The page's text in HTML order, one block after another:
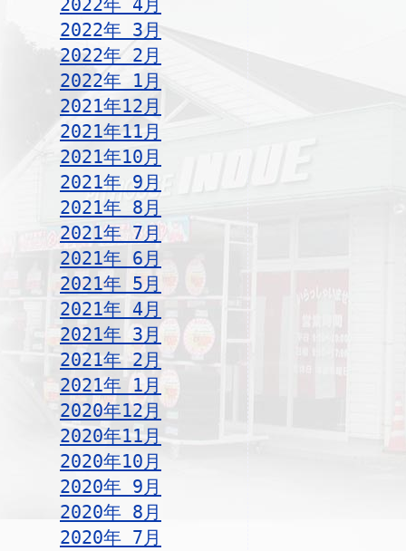
2022年 4月
2022年 3月
2022年 2月
2022年 1月
2021年12月
2021年11月
2021年10月
2021年 9月
2021年 8月
2021年 7月
2021年 6月
2021年 5月
2021年 4月
2021年 3月
2021年 2月
2021年 1月
2020年12月
2020年11月
2020年10月
2020年 9月
2020年 8月
2020年 7月